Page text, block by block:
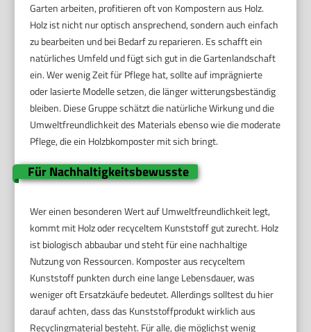
Garten arbeiten, profitieren oft von Kompostern aus Holz.
Holz ist nicht nur optisch ansprechend, sondern auch einfach
zu bearbeiten und bei Bedarf zu reparieren. Es schafft ein
natürliches Umfeld und fügt sich gut in die Gartenlandschaft
ein. Wer wenig Zeit für Pflege hat, sollte auf imprägnierte
oder lasierte Modelle setzen, die länger witterungsbeständig
bleiben. Diese Gruppe schätzt die natürliche Wirkung und die
Umweltfreundlichkeit des Materials ebenso wie die moderate
Pflege, die ein Holzbkomposter mit sich bringt.
Für Nachhaltigkeitsbewusste
Wer einen besonderen Wert auf Umweltfreundlichkeit legt,
kommt mit Holz oder recyceltem Kunststoff gut zurecht. Holz
ist biologisch abbaubar und steht für eine nachhaltige
Nutzung von Ressourcen. Komposter aus recyceltem
Kunststoff punkten durch eine lange Lebensdauer, was
weniger oft Ersatzkäufe bedeutet. Allerdings solltest du hier
darauf achten, dass das Kunststoffprodukt wirklich aus
Recyclingmaterial besteht. Für alle, die möglichst wenig